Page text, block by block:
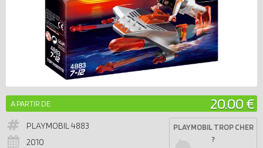
A PARTIR DE 20.00 €
PLAYMOBIL4883
2010
PLAYMOBIL TROP CHER
?